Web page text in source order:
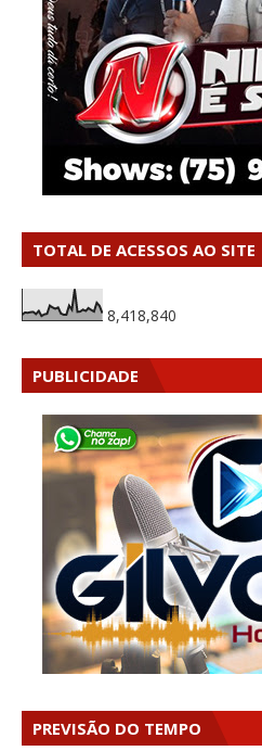
TOTAL DE ACESSOS AO SITE
8,418,840
PUBLICIDADE
PREVISÃO DO TEMPO